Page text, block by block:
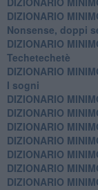
​DIZIONARIO
Nonsense, doppi
DIZIONARIO
Techetechetè
DIZIONARIO
I sogni
DIZIONARIO
DIZIONARIO
DIZIONARIO
DIZIONARIO
DIZIONARIO
DIZIONARIO
DIZIONARIO